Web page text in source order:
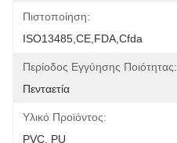
Πιστοποίηση:
ISO13485,CE,FDA,Cfda
Περίοδος Εγγύησης Ποιότητας:
Πενταετία
Υλικό Προϊόντος:
PVC, PU